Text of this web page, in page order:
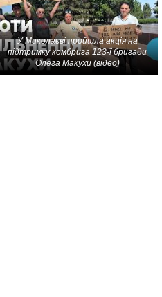
У Миколаєві пройшла акція на
підтримку комбрига 123-ї бригади
Олега Макухи (відео)